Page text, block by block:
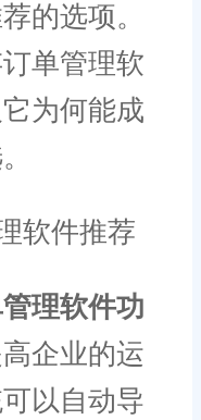
的选项。
单管理软
为何能成
理软件功
企业的运
以自动导